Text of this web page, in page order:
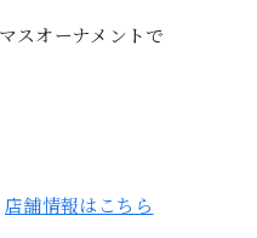
スオーナメントで
店舗情報はこちら